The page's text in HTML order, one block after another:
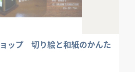
ップ 切り絵と和紙のかんた